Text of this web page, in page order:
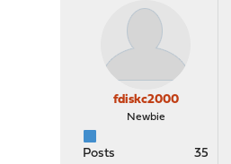
fdiskc2000
Newbie
Posts
35